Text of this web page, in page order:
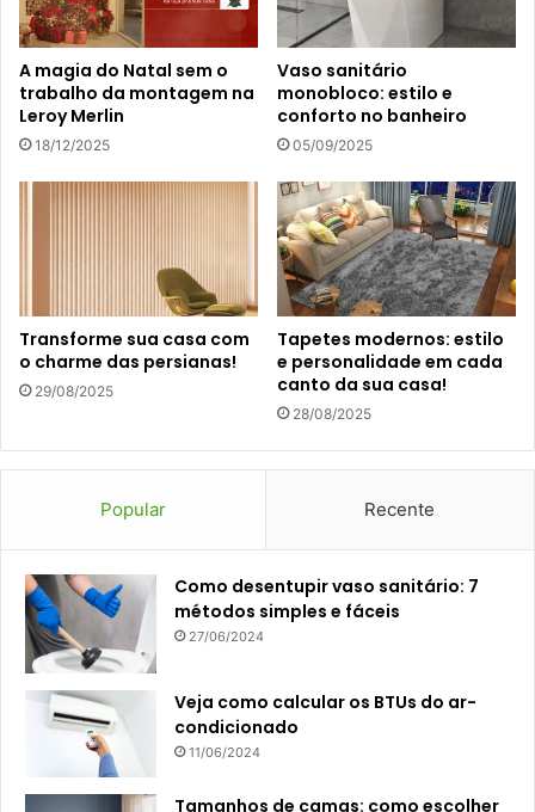
A magia do Natal sem o
trabalho da montagem na
Leroy Merlin
18/12/2025
Vaso sanitário
monobloco: estilo e
conforto no banheiro
05/09/2025
Transforme sua casa com
o charme das persianas!
29/08/2025
Tapetes modernos: estilo
e personalidade em cada
canto da sua casa!
28/08/2025
Popular Recente
Como desentupir vaso sanitário: 7
métodos simples e fáceis
27/06/2024
Veja como calcular os BTUs do ar-
condicionado
11/06/2024
Tamanhos de camas: como escolher